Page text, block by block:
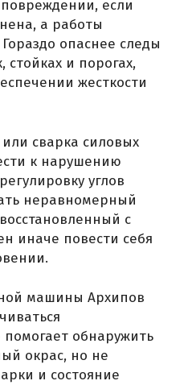
если
а работы
опаснее следы
и порогах,
жесткости
сварка силовых
к нарушению
углов
неравномерный
с
иначе повести себя
машины Архипов
обнаружить
окрас, но не
и состояние